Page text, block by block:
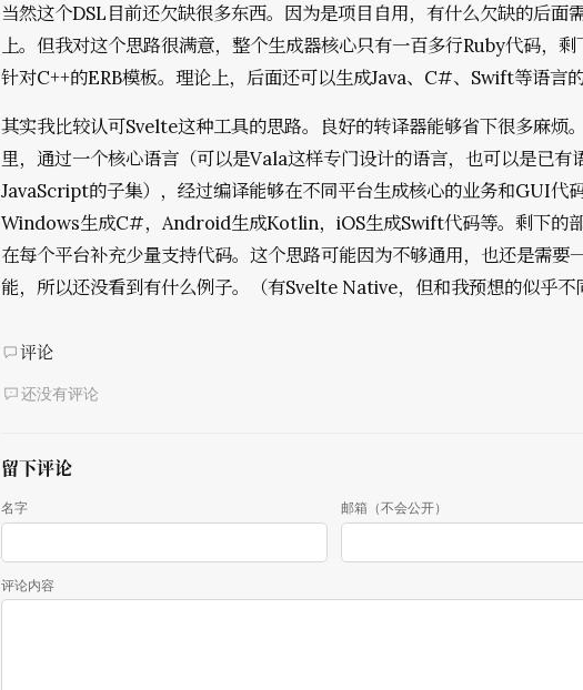
当然这个DSL目前还欠缺很多东西。因为是项目自用，有什么欠缺的后面
上。但我对这个思路很满意，整个生成器核心只有一百多行Ruby代码，
针对C++的ERB模板。理论上，后面还可以生成Java、C#、Swift等语言
其实我比较认可Svelte这种工具的思路。良好的转译器能够省下很多麻烦
里，通过一个核心语言（可以是Vala这样专门设计的语言，也可以是已有
JavaScript的子集），经过编译能够在不同平台生成核心的业务和GUI代
Windows生成C#，Android生成Kotlin，iOS生成Swift代码等。剩下的
在每个平台补充少量支持代码。这个思路可能因为不够通用，也还是需要
能，所以还没看到有什么例子。（有Svelte Native，但和我预想的似乎不
评论
还没有评论
留下评论
名字 邮箱（不会公开）
评论内容